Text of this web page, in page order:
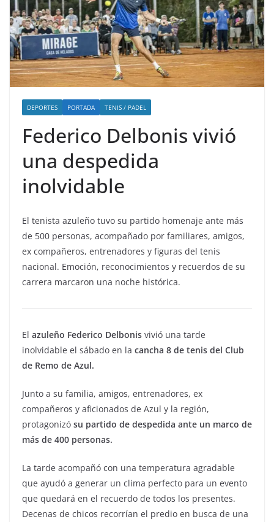
DEPORTES PORTADA TENIS / PADEL
Federico Delbonis vivió
una despedida
inolvidable
El tenista azuleño tuvo su partido homenaje ante más
de 500 personas, acompañado por familiares, amigos,
ex compañeros, entrenadores y figuras del tenis
nacional. Emoción, reconocimientos y recuerdos de su
carrera marcaron una noche histórica.
El azuleño Federico Delbonis vivió una tarde
inolvidable el sábado en la cancha 8 de tenis del Club
de Remo de Azul.
Junto a su familia, amigos, entrenadores, ex
compañeros y aficionados de Azul y la región,
protagonizó su partido de despedida ante un marco de
más de 400 personas.
La tarde acompañó con una temperatura agradable
que ayudó a generar un clima perfecto para un evento
que quedará en el recuerdo de todos los presentes.
Decenas de chicos recorrían el predio en busca de una